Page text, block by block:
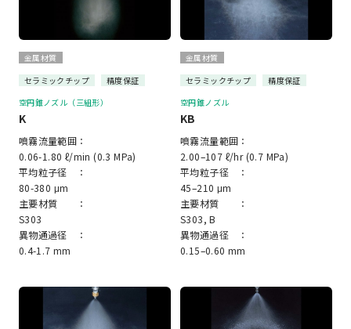
金属材質
セラミックチップ
精度保証
空円錐ノズル（三組形）
K
噴霧流量範囲：
0.06-1.80 ℓ/min (0.3 MPa)
平均粒子径 ：
80-380 μm
主要材質 ：
S303
異物通過径 ：
0.4-1.7 mm
金属材質
セラミックチップ
精度保証
空円錐ノズル
KB
噴霧流量範囲：
2.00–107 ℓ/hr (0.7 MPa)
平均粒子径 ：
45–210 μm
主要材質 ：
S303, B
異物通過径 ：
0.15–0.60 mm